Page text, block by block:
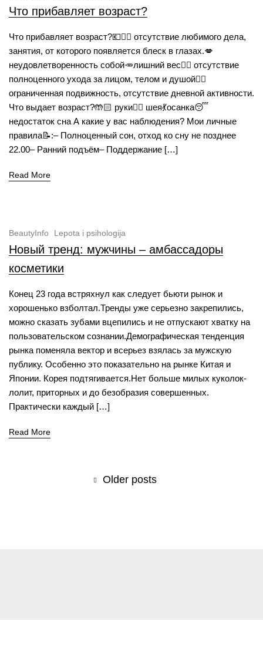
Что прибавляет возраст?
Что прибавляет возраст?💶💁‍♀️ отсутствие любимого дела,
занятия, от которого появляется блеск в глазах.💋
неудовлетворенность собой🥕лишний вес🧖‍♀️ отсутствие
полноценного ухода за лицом, телом и душой🏃‍♀️
ограниченная подвижность, отсутствие дневной активности.
Что выдает возраст?🤲🏻 руки💆‍♀️ шея💃осанка😴
недостаток сна А какие у вас наблюдения? Мои личные
правила📝:– Полноценный сон, отход ко сну не позднее
22.00– Ранний подъём– Поддержание […]
Read More
BeautyInfo Lepota i psihologija
Новый тренд: мужчины – амбассадоры
косметики
Конец 23 года встряхнул как следует бьюти рынок и
хорошенько взболтал.Тренды уже серьезно закрепились,
можно сказать зубами вцепились и не отпускают хватку на
пользовательском сознании.Демографическая тенденция
рынка поменяла вектор и всерьез взялась за мужскую
публику. Особенно это показательно на рынке Китая и
Японии. Корея подтягивается.Нет больше милых куколок-
лолит, приторных и до безобразия совершенных.
Практически каждый […]
Read More
Older posts